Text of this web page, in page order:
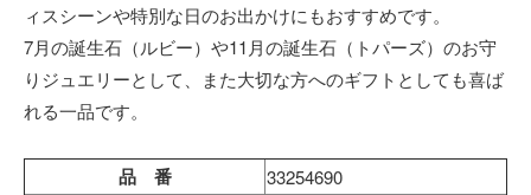
ィスシーンや特別な日のお出かけにもおすすめです。
7月の誕生石（ルビー）や11月の誕生石（トパーズ）のお守
りジュエリーとして、また大切な方へのギフトとしても喜ば
れる一品です。
品 番 33254690